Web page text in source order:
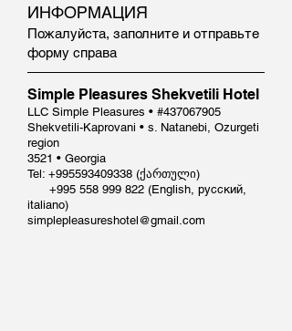
ИНФОРМАЦИЯ
Пожалуйста, заполните и отправьте
форму справа
Simple Pleasures Shekvetili Hotel
LLC Simple Pleasures • #437067905
Shekvetili-Kaprovani • s. Natanebi, Ozurgeti
region
3521 • Georgia
Tel: +995593409338 (ქართული)
+995 558 999 822 (English, русский,
italiano)
simplepleasureshotel@gmail.com